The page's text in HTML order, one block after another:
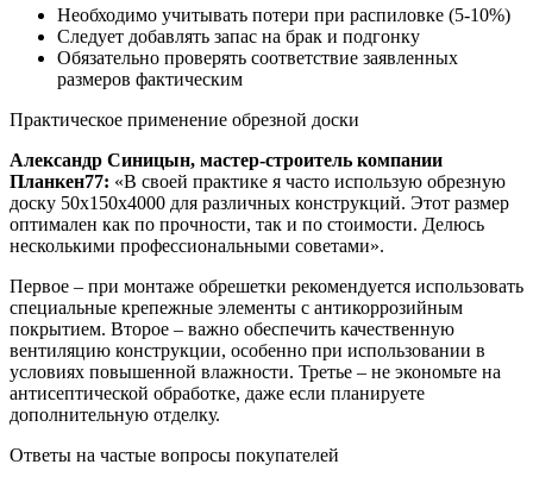
Необходимо учитывать потери при распиловке (5-10%)
Следует добавлять запас на брак и подгонку
Обязательно проверять соответствие заявленных
размеров фактическим
Практическое применение обрезной доски
Александр Синицын, мастер-строитель компании
Планкен77: «В своей практике я часто использую обрезную
доску 50х150х4000 для различных конструкций. Этот размер
оптимален как по прочности, так и по стоимости. Делюсь
несколькими профессиональными советами».
Первое – при монтаже обрешетки рекомендуется использовать
специальные крепежные элементы с антикоррозийным
покрытием. Второе – важно обеспечить качественную
вентиляцию конструкции, особенно при использовании в
условиях повышенной влажности. Третье – не экономьте на
антисептической обработке, даже если планируете
дополнительную отделку.
Ответы на частые вопросы покупателей